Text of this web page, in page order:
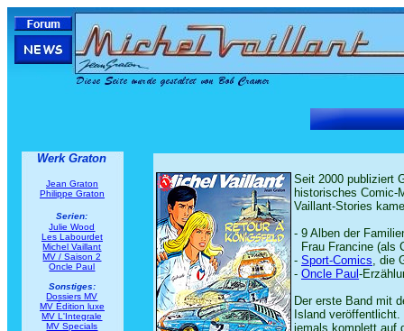
Werk Graton
Jean Graton
Philippe Graton
Serien:
Julie Wood
Les Labourdet
Michel Vaillant
MV / Saison 2
Oncle Paul
Sonstiges:
Dossiers MV
MV Édition luxe
MV L'Integrale
MV Specials
Seit 2000 publiziert
historisches Comic-
Vaillant-Stories
- 9 Alben der
Frau Francine (als
- Sport-Comics, die
- Oncle Paul -
Der erste Band mit
Island
jemals komplett auf